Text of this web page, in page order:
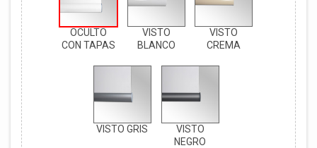
OCULTO
CON TAPAS
VISTO
BLANCO
VISTO
CREMA
VISTO GRIS
VISTO
NEGRO